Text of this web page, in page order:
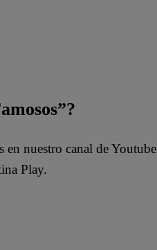
en nuestro canal de Youtube
Play.